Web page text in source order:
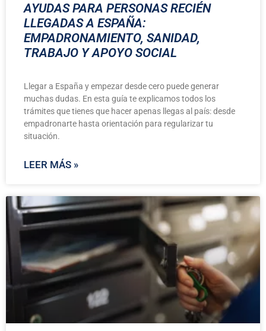
AYUDAS PARA PERSONAS RECIÉN
LLEGADAS A ESPAÑA:
EMPADRONAMIENTO, SANIDAD,
TRABAJO Y APOYO SOCIAL
Llegar a España y empezar desde cero puede generar
muchas dudas. En esta guía te explicamos todos los
trámites que tienes que hacer apenas llegas al país: desde
empadronarte hasta orientación para regularizar tu
situación.
LEER MÁS »